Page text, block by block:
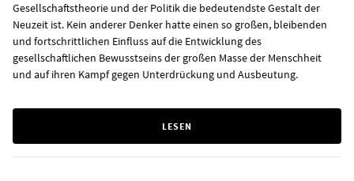
Gesellschaftstheorie und der Politik die bedeutendste Gestalt der
Neuzeit ist. Kein anderer Denker hatte einen so großen, bleibenden
und fortschrittlichen Einfluss auf die Entwicklung des
gesellschaftlichen Bewusstseins der großen Masse der Menschheit
und auf ihren Kampf gegen Unterdrückung und Ausbeutung.
LESEN